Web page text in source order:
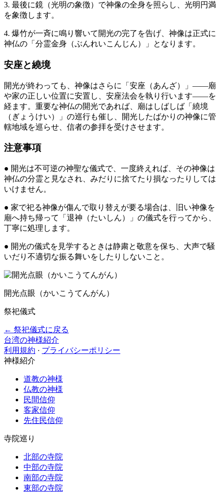
3. 最後に鏡（光明の象徴）で神像の全身を照らし、光明円満
を象徴します。
4. 爆竹が一斉に鳴り響いて開光の完了を告げ、神像は正式に
神仏の「分霊金身（ぶんれいこんじん）」となります。
安座と繞境
開光が終わっても、神像はさらに「安座（あんざ）」——廟
や家の正しい位置に安置し、安座法会を執り行います——を
経ます。重要な神仏の開光であれば、廟はしばしば「繞境
（ぎょうけい）」の巡行も催し、開光したばかりの神像に管
轄地域を巡らせ、信者の参拝を受けさせます。
注意事項
● 開光は不可逆の神聖な儀式で、一度終えれば、その神像は
神仏の分霊と見なされ、みだりに捨てたり損なったりしては
いけません。
● 家で祀る神像が傷んで取り替えが要る場合は、旧い神像を
廟へ持ち帰って「退神（たいしん）」の儀式を行ってから、
丁寧に処理します。
● 開光の儀式を見学するときは静粛と敬意を保ち、大声で騒
いだり不適切な振る舞いをしたりしないこと。
開光点眼（かいこうてんがん）
祭祀儀式
← 祭祀儀式に戻る
台湾の神様紹介
利用規約 · プライバシーポリシー
神様紹介
道教の神様
仏教の神様
民間信仰
客家信仰
先住民信仰
寺院巡り
北部の寺院
中部の寺院
南部の寺院
東部の寺院